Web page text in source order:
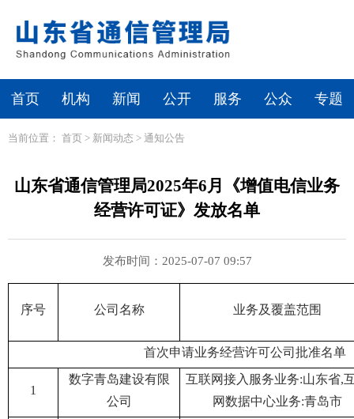
首页 机构 新闻 公开 服务 公众 专题
当前位置： 首页 > 新闻动态 > 通知公告
山东省通信管理局2025年6月《增值电信业务
经营许可证》发放名单
发布时间：2025-07-07 09:57
序号 公司名称 业务及覆盖范围
首次申请业务经营许可公司批准名单
1
数字青岛建设有限
公司
互联网接入服务业务:山东省,
网数据中心业务:青岛市